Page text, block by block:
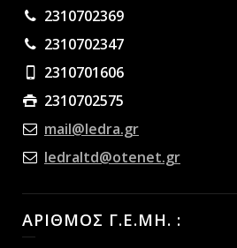
2310702369
2310702347
2310701606
2310702575
mail@ledra.gr
ledraltd@otenet.gr
ΑΡΙΘΜΟΣ Γ.Ε.ΜΗ. :